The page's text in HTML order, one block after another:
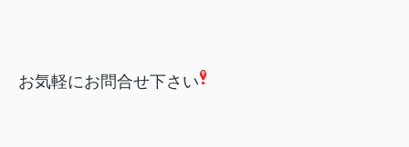
お気軽にお問合せ下さい